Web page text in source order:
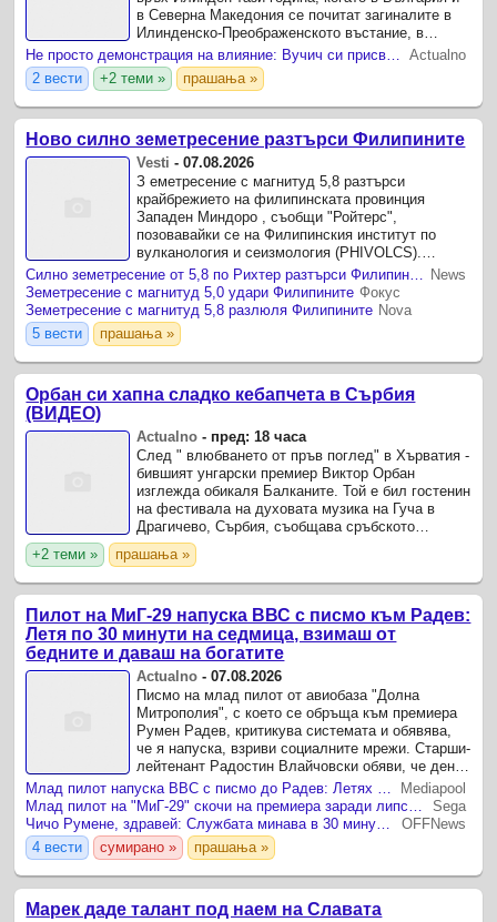
в Северна Македония се почитат загиналите в
Илинденско-Преображенското въстание, в
манастира „Покров на Пресвета Богородица“ и
„Свети Леонтий ...
Actualno
2 вести
+2 теми » прашања »
Ново силно земетресение разтърси Филипините
Vesti -07.08.2026
З еметресение с магнитуд 5,8 разтърси
крайбрежието на филипинската провинция
Западен Миндоро , съобщи "Ройтерс",
позовавайки се на Филипинския институт по
вулканология и сеизмология (PHIVOLCS).
Трусът е бил усетен и в столицата Манила,
където жители съобщават за разклащане на ...
Силно земетресение от 5,8 по Рихтер разтърси Филипините News
Земетресение с магнитуд 5,0 удари Филипините Фокус
Земетресение с магнитуд 5,8 разлюля Филипините Nova
5 вести
прашања »
Орбан си хапна сладко кебапчета в Сърбия
(ВИДЕО)
Actualno - пред: 18 часа
След " влюбването от пръв поглед" в Хърватия -
бившият унгарски премиер Виктор Орбан
изглежда обикаля Балканите. Той е бил гостенин
на фестивала на духовата музика на Гуча в
Драгичево, Сърбия, съобщава сръбското
издание „Блиц“ (Blitz), позовавайки се на
изказване на очевидец ...
+2 теми » прашања »
Пилот на МиГ-29 напуска ВВС с писмо към Радев:
Летя по 30 минути на седмица, взимаш от
бедните и даваш на богатите
Actualno -07.08.2026
Писмо на млад пилот от авиобаза "Долна
Митрополия", с което се обръща към премиера
Румен Радев, критикува системата и обявява,
че я напуска, взриви социалните мрежи. Старши-
лейтенант Радостин Влайчовски обяви, че денят
му минава в четене на книги и ровене в
социалните мрежи ...
Млад пилот напуска ВВС с писмо до Радев: Летях по 30 минути на седмица, лека дрямка и скролване
Mediapool
Млад пилот на "МиГ-29" скочи на премиера заради липса на пари и полети
Sega
Чичо Румене, здравей: Службата минава в 30 минути полет седмично, после лека дрямка и скролване
OFFNews
4 вести
сумирано » прашања »
Марек даде талант под наем на Славата